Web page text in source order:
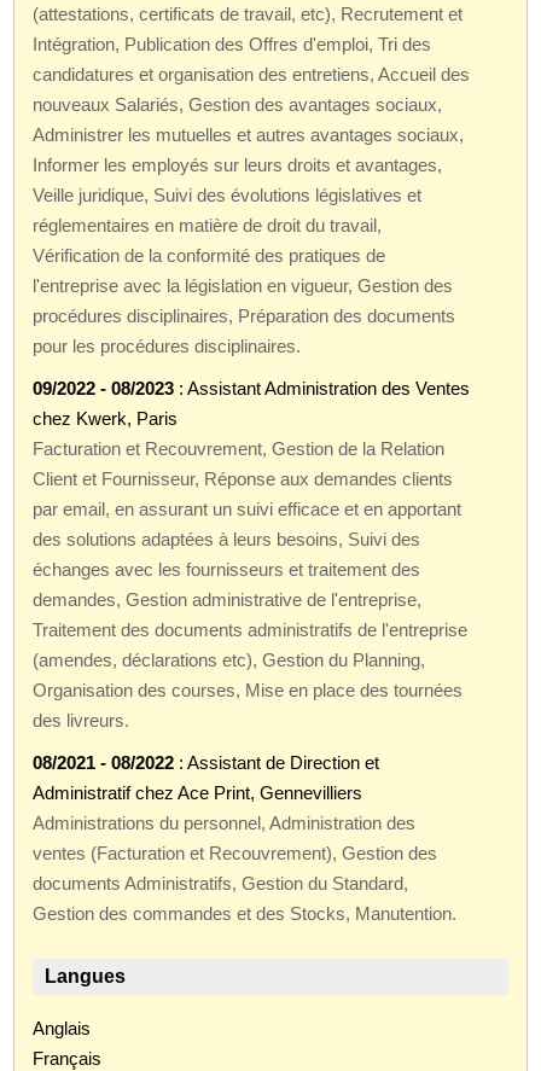
(attestations, certificats de travail, etc), Recrutement et
Intégration, Publication des Offres d'emploi, Tri des
candidatures et organisation des entretiens, Accueil des
nouveaux Salariés, Gestion des avantages sociaux,
Administrer les mutuelles et autres avantages sociaux,
Informer les employés sur leurs droits et avantages,
Veille juridique, Suivi des évolutions législatives et
réglementaires en matière de droit du travail,
Vérification de la conformité des pratiques de
l'entreprise avec la législation en vigueur, Gestion des
procédures disciplinaires, Préparation des documents
pour les procédures disciplinaires.
09/2022 - 08/2023 : Assistant Administration des Ventes
chez Kwerk, Paris
Facturation et Recouvrement, Gestion de la Relation
Client et Fournisseur, Réponse aux demandes clients
par email, en assurant un suivi efficace et en apportant
des solutions adaptées à leurs besoins, Suivi des
échanges avec les fournisseurs et traitement des
demandes, Gestion administrative de l'entreprise,
Traitement des documents administratifs de l'entreprise
(amendes, déclarations etc), Gestion du Planning,
Organisation des courses, Mise en place des tournées
des livreurs.
08/2021 - 08/2022 : Assistant de Direction et
Administratif chez Ace Print, Gennevilliers
Administrations du personnel, Administration des
ventes (Facturation et Recouvrement), Gestion des
documents Administratifs, Gestion du Standard,
Gestion des commandes et des Stocks, Manutention.
Langues
Anglais
Français